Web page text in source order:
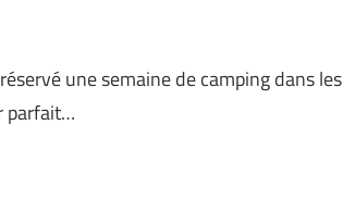
une semaine de camping dans les
parfait…